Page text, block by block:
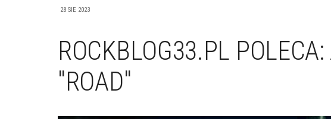
28 SIE 2023
ROCKBLOG33.PL
"ROAD"